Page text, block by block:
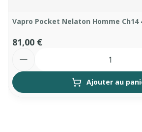
Vapro Pocket Nelaton Homme Ch14
81,00 €
Ajouter au